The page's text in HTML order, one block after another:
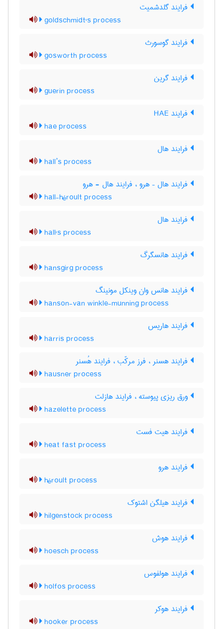
فرایند گلدشمیت
goldschmidt's process
فرایند گوسورث
gosworth process
فرایند گرین
guerin process
فرایند HAE
hae process
فرایند هال
hall’s process
فرایند هال – هرو ، فرایند هال - هرو
hall-héroult process
فرایند هال
hall's process
فرایند هانسگرگ
hansgirg process
فرایند هانس وان وینکل مونینگ
hanson-van winkle-munning process
فرایند هاریس
harris process
فرایند هسنر ، فرز مرکّب ، فرایند هُسنر
hausner process
ورق ریزی پیوسته ، فرایند هازلت
hazelette process
فرایند هیت فست
heat fast process
فرایند هرو
héroult process
فرایند هیلگن اشتوک
hilgenstock process
فرایند هوش
hoesch process
فرایند هولفوس
holfos process
فرایند هوکر
hooker process